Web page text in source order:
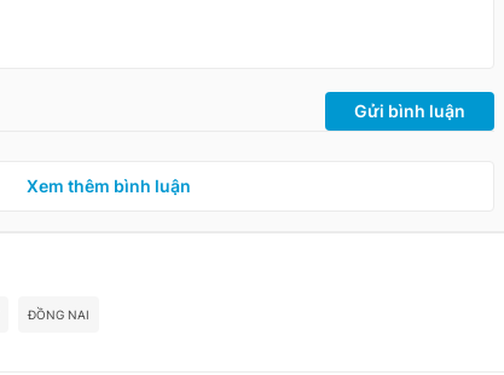
Gửi bình luận
Xem thêm bình luận
ĐỒNG NAI